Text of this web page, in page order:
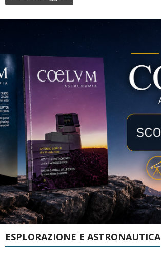
ESPLORAZIONE E ASTRONAUTICA